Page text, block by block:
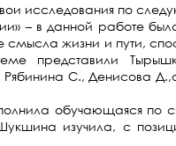
исследования по
– в данной работе
смысла жизни и пути,
представили
С., Денисова
обучающаяся по
изучила, с